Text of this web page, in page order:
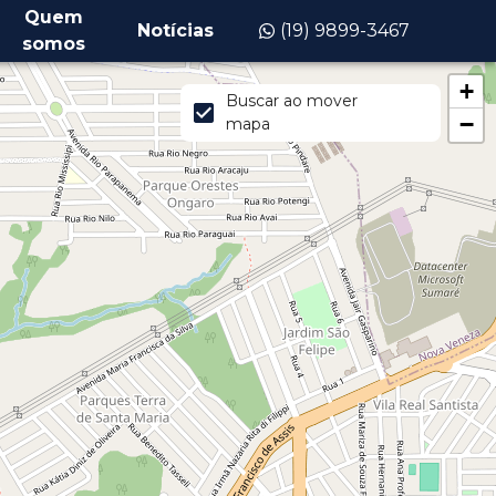
Quem
somos
Notícias (19) 9899-3467
+
−
Buscar ao mover
mapa